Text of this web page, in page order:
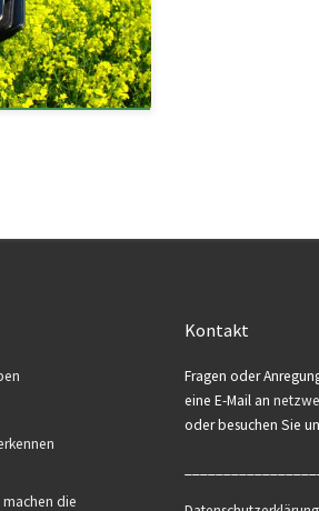
die
Kontakt
Fragen oder
eine E-Mail an
oder besuchen Sie